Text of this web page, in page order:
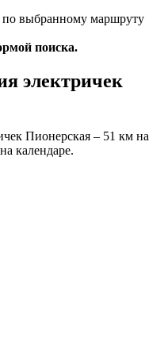
выбранному маршруту
поиска.
электричек
Пионерская – 51 км на
календаре.